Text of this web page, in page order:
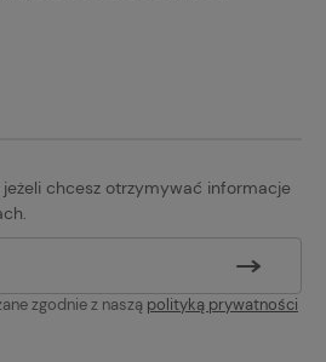
chcesz otrzymywać informacje
zgodnie z naszą polityką prywatności